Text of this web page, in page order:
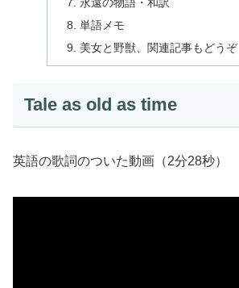
永遠の物語・和訳
単語メモ
美女と野獣、関連記事もどうぞ
Tale as old as time
英語の歌詞のついた動画（2分28秒）